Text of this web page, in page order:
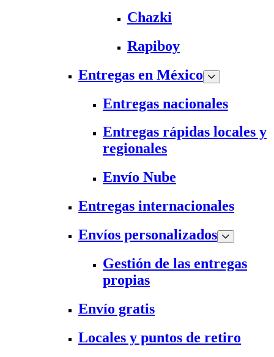
Chazki
Rapiboy
Entregas en México
Entregas nacionales
Entregas rápidas locales y
regionales
Envío Nube
Entregas internacionales
Envíos personalizados
Gestión de las entregas
propias
Envío gratis
Locales y puntos de retiro